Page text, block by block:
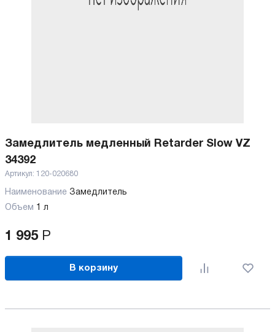
Замедлитель медленный Retarder Slow VZ
34392
Артикул: 120-020680
Наименование Замедлитель
Объем 1 л
1 995 Р
В корзину